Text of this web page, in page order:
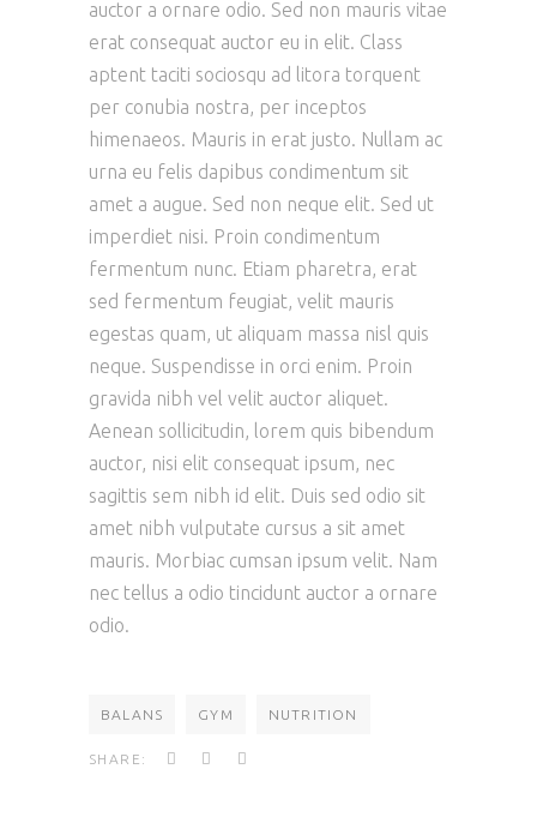
auctor a ornare odio. Sed non mauris vitae
erat consequat auctor eu in elit. Class
aptent taciti sociosqu ad litora torquent
per conubia nostra, per inceptos
himenaeos. Mauris in erat justo. Nullam ac
urna eu felis dapibus condimentum sit
amet a augue. Sed non neque elit. Sed ut
imperdiet nisi. Proin condimentum
fermentum nunc. Etiam pharetra, erat
sed fermentum feugiat, velit mauris
egestas quam, ut aliquam massa nisl quis
neque. Suspendisse in orci enim. Proin
gravida nibh vel velit auctor aliquet.
Aenean sollicitudin, lorem quis bibendum
auctor, nisi elit consequat ipsum, nec
sagittis sem nibh id elit. Duis sed odio sit
amet nibh vulputate cursus a sit amet
mauris. Morbiac cumsan ipsum velit. Nam
nec tellus a odio tincidunt auctor a ornare
odio.
BALANS GYM NUTRITION
SHARE: